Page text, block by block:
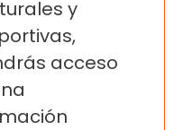
y
acceso